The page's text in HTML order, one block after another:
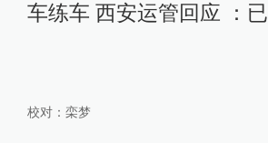
车练车 西安运管回应 ：已
校对： 栾梦